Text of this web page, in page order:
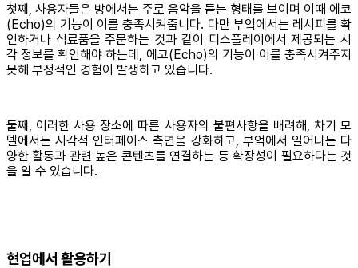
첫째, 사용자들은 방에서는 주로 음악을 듣는 형태를 보이며 이때 에코
(Echo)의 기능이 이를 충족시켜줍니다. 다만 부엌에서는 레시피를 확
인하거나 식료품을 주문하는 것과 같이 디스플레이에서 제공되는 시
각 정보를 확인해야 하는데, 에코(Echo)의 기능이 이를 충족시켜주지
못해 부정적인 경험이 발생하고 있습니다.
둘째, 이러한 사용 장소에 따른 사용자의 불편사항을 배려해, 차기 모
델에서는 시각적 인터페이스 측면을 강화하고, 부엌에서 일어나는 다
양한 활동과 관련 높은 콘텐츠를 연결하는 등 확장성이 필요하다는 것
을 알 수 있습니다.
현업에서 활용하기